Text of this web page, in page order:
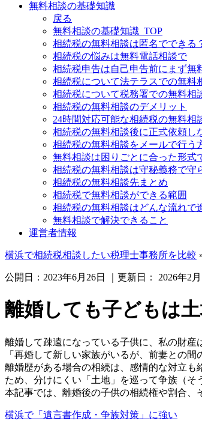
無料相談の基礎知識
戻る
無料相談の基礎知識_TOP
相続税の無料相談は匿名でできる
相続税の悩みは無料電話相談で
相続税申告は自己申告前にまず無
相続税について法テラスでの無料
相続税について税務署での無料相
相続税の無料相談のデメリット
24時間対応可能な相続税の無料相
相続税の無料相談後に正式依頼し
相続税の無料相談をメールで行う
無料相談は困りごとに合った形式
相続税の無料相談は守秘義務で守
相続税の無料相談先まとめ
相続税で無料相談ができる範囲
相続税の無料相談はどんな流れで
無料相談で解決できること
運営者情報
横浜で相続税相談したい税理士事務所を比較
公開日： 2023年6月26日 ｜更新日： 2026年2月
離婚しても子どもは
離婚して疎遠になっている子供に、私の財産
「再婚して新しい家族がいるが、前妻との間
離婚歴がある場合の相続は、感情的な対立
ため、分けにくい「土地」を巡って争族（そ
本記事では、離婚後の子供の相続権や割合、
横浜で「遺言書作成・争族対策」に強い